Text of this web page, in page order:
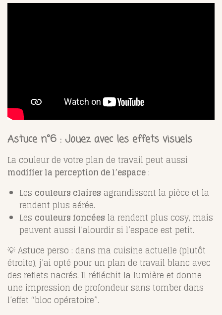
Astuce n°6 : Jouez avec les effets visuels
La couleur de votre plan de travail peut aussi
modifier la perception de l’espace :
Les couleurs claires agrandissent la pièce et la
rendent plus aérée.
Les couleurs foncées la rendent plus cosy, mais
peuvent aussi l’alourdir si l’espace est petit.
💡 Astuce perso : dans ma cuisine actuelle (plutôt
étroite), j’ai opté pour un plan de travail blanc avec
des reflets nacrés. Il réfléchit la lumière et donne
une impression de profondeur sans tomber dans
l’effet “bloc opératoire”.